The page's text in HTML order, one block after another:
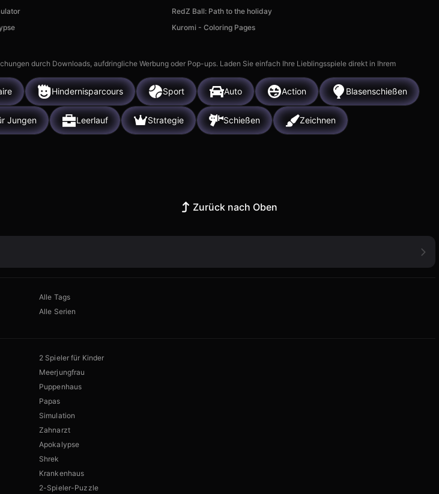
RedZ Ball: Path to the holiday
Kuromi - Coloring Pages
durch Downloads, aufdringliche Werbung oder Pop-ups. Laden Sie einfach Ihre Lieblingsspiele direkt in Ihrem
Hindernisparcours Sport Auto Action Blasenschießen
Jungen Leerlauf Strategie Schießen Zeichnen
Zurück nach Oben
Alle Tags
Alle Serien
2 Spieler für Kinder
Meerjungfrau
Puppenhaus
Papas
Simulation
Zahnarzt
Apokalypse
Shrek
Krankenhaus
2-Spieler-Puzzle